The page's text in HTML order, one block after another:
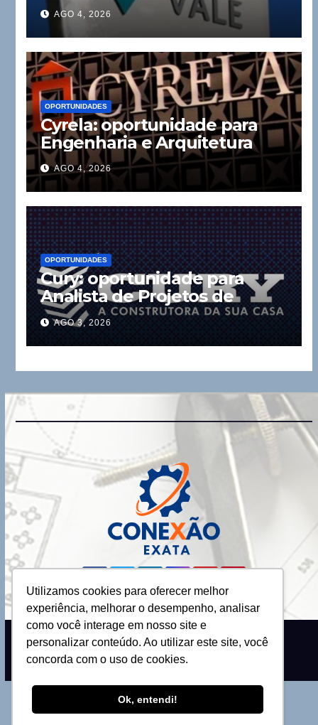
Utilizamos cookies para oferecer melhor
experiência, melhorar o desempenho, analisar
como você interage em nosso site e
personalizar conteúdo. Ao utilizar este site, você
concorda com o uso de cookies.
Ok, entendi!
AGO 4, 2026
OPORTUNIDADES
Cyrela: oportunidade para
Engenharia e Arquitetura
AGO 4, 2026
OPORTUNIDADES
Cury: oportunidade para
Analista de Projetos de
Instalações
AGO 3, 2026
Proudly powered by WordPress|
Theme: Newsup by Themeansar.